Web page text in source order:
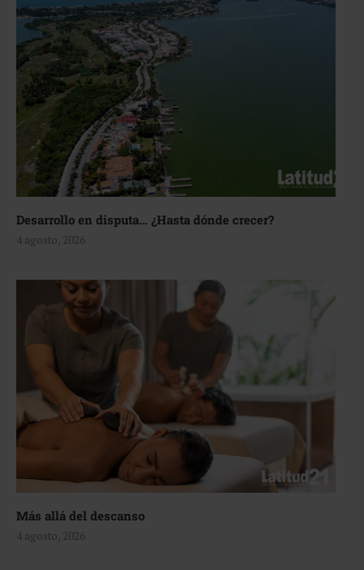
Desarrollo en disputa… ¿Hasta dónde crecer?
4 agosto, 2026
Más allá del descanso
4 agosto, 2026